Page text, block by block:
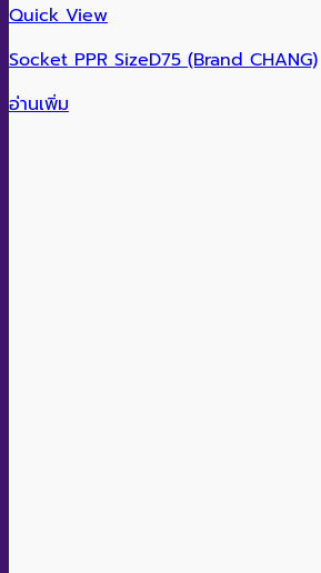
Quick View
Socket PPR SizeD75 (Brand CHANG)
อ่านเพิ่ม